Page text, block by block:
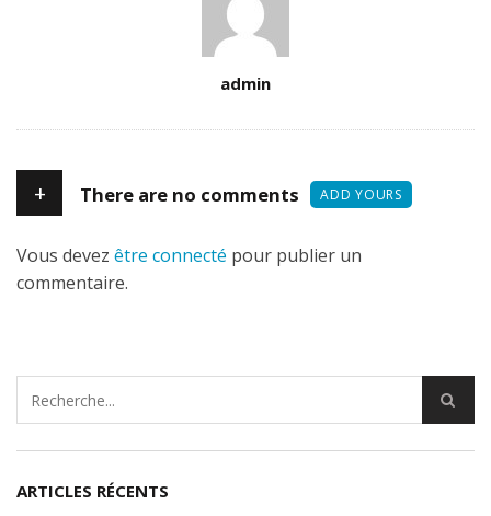
admin
+ There are no comments ADD YOURS
Vous devez être connecté pour publier un
commentaire.
ARTICLES RÉCENTS